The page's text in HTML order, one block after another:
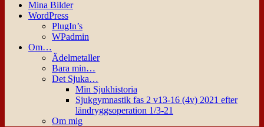
Mina Bilder
WordPress
PlugIn’s
WPadmin
Om…
Ädelmetaller
Bara min…
Det Sjuka…
Min Sjukhistoria
Sjukgymnastik fas 2 v13-16 (4v) 2021 efter
ländryggsoperation 1/3-21
Om mig